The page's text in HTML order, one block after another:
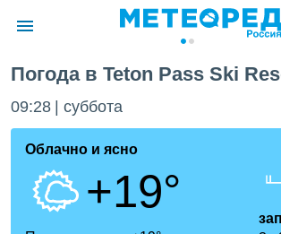
о
Погода в Teton Pass Ski
09:28 суббота
Облачно и ясно
+19°